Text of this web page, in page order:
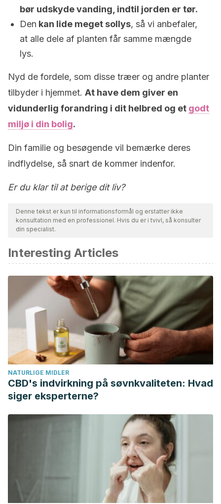
bør udskyde vanding, indtil jorden er tør.
Den kan lide meget sollys, så vi anbefaler,
at alle dele af planten får samme mængde
lys.
Nyd de fordele, som disse træer og andre planter
tilbyder i hjemmet. At have dem giver en
vidunderlig forandring i dit helbred og et godt
miljø i din bolig.
Din familie og besøgende vil bemærke deres
indflydelse, så snart de kommer indenfor.
Er du klar til at berige dit liv?
Denne tekst er kun til informationsformål og erstatter ikke
konsultation med en professionel. Hvis du er i tvivl, så konsulter
din specialist.
Interesting Articles
NATURLIGE MIDLER
CBD's indvirkning på søvnkvaliteten: Hvad
siger eksperterne?